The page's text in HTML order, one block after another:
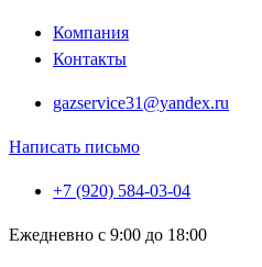
Компания
Контакты
gazservice31@yandex.ru
Написать письмо
+7 (920) 584-03-04
Ежедневно с 9:00 до 18:00